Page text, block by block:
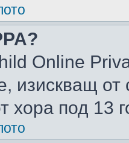
Online
изискващ от
хора под 13